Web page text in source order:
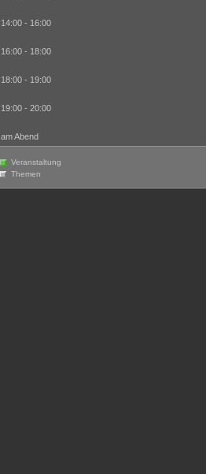
14:00 - 16:00
16:00 - 18:00
18:00 - 19:00
19:00 - 20:00
am Abend
Veranstaltung
Themen